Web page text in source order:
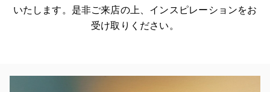
いたします。是非ご来店の上、インスピレーションをお
受け取りください。